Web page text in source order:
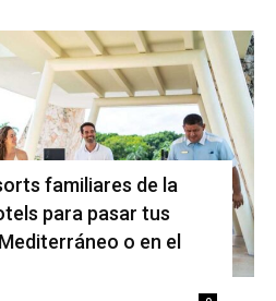
familiares de la
para pasar tus
o en el